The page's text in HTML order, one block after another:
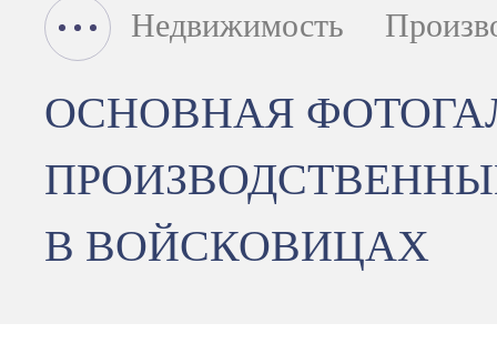
Недвижимость
ОСНОВНАЯ
В ВОЙСКОВИЦАХ